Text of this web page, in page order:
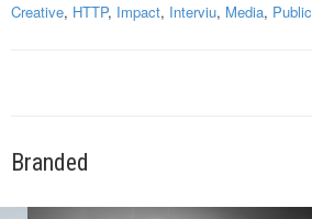
Creative, HTTP, Impact, Interviu, Media, Public
Branded